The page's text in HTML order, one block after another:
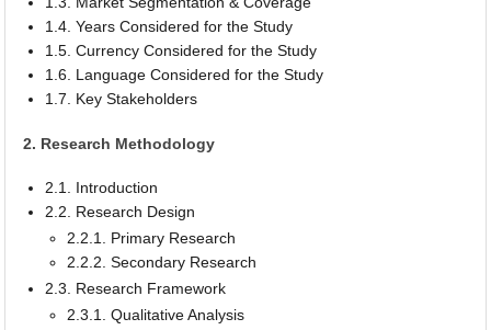
1.4. Years Considered for the Study
1.5. Currency Considered for the Study
1.6. Language Considered for the Study
1.7. Key Stakeholders
2. Research Methodology
2.1. Introduction
2.2. Research Design
2.2.1. Primary Research
2.2.2. Secondary Research
2.3. Research Framework
2.3.1. Qualitative Analysis